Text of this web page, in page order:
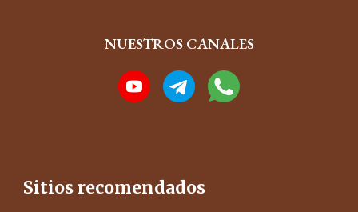
NUESTROS CANALES
Sitios recomendados